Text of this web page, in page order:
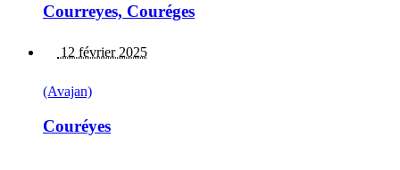
Courreyes, Couréges
12 février 2025
(Avajan)
Couréyes